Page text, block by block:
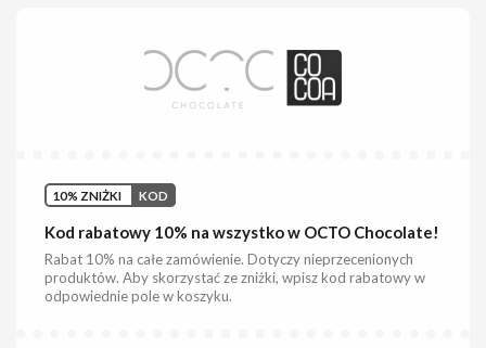
10% ZNIŻKI KOD
Kod rabatowy 10% na wszystko w OCTO Chocolate!
Rabat 10% na całe zamówienie. Dotyczy nieprzecenionych
produktów. Aby skorzystać ze zniżki, wpisz kod rabatowy w
odpowiednie pole w koszyku.